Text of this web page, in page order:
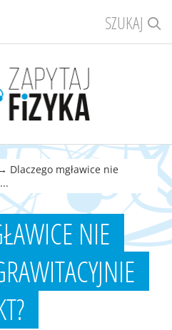
SZUKAJ
Dlaczego mgławice nie
NIE